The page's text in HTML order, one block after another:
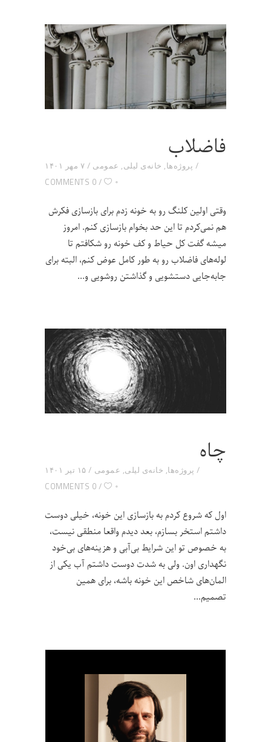
فاضلاب
۷ مهر ۱۴۰۱ پروژه‌ها, خانه‌ی لیلی, عمومی
0 COMMENTS
۰
وقتی اولین کلنگ رو به خونه زدم برای بازسازی فکرش
هم نمی‌کردم تا این حد بخوام بازسازی کنم. امروز
میشه گفت کل حیاط و کف خونه رو شکافتم تا
لوله‌های فاضلاب رو به طور کامل عوض کنم، البته برای
جا‌به‌جایی دستشویی و گذاشتن روشویی و
چاه
۱۵ تیر ۱۴۰۱ پروژه‌ها, خانه‌ی لیلی, عمومی
0 COMMENTS
۰
اول که شروع کردم به بازسازی این خونه، خیلی دوست
داشتم استخر بسازم، بعد دیدم واقعا منطقی نیست،
به خصوص تو این شرایط بی‌آبی و هزینه‌های بی‌خود
نگهداری اون. ولی به شدت دوست داشتم آب یکی از
المان‌های شاخص این خونه باشه، برای همین
تصمیم